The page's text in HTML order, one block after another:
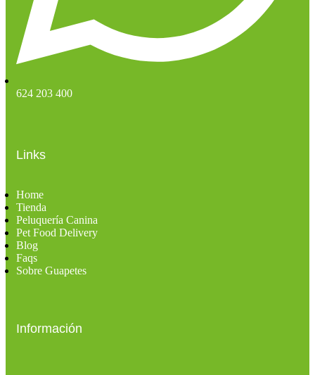
624 203 400
Links
Home
Tienda
Peluquería Canina
Pet Food Delivery
Blog
Faqs
Sobre Guapetes
Información